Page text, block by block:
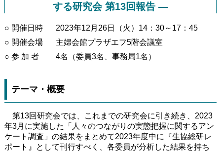
する研究会 第13回報告 ―
○ 開催日時
2023年12月26日（火）14：30～17：45
○ 開催会場
主婦会館プラザエフ5階会議室
○ 参 加 者
4名（委員3名、事務局1名）
テーマ・概要
第13回研究会では、これまでの研究会に引き続き、2023
年3月に実施した「人々のつながりの実態把握に関するアン
ケート調査」の結果をまとめて2023年度中に『生協総研レ
ポート』として刊行すべく、各委員が分析した結果を持ち